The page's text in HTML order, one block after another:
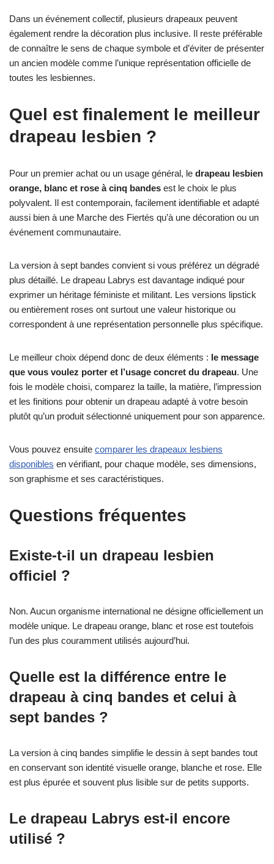
Dans un événement collectif, plusieurs drapeaux peuvent
également rendre la décoration plus inclusive. Il reste préférable
de connaître le sens de chaque symbole et d’éviter de présenter
un ancien modèle comme l’unique représentation officielle de
toutes les lesbiennes.
Quel est finalement le meilleur
drapeau lesbien ?
Pour un premier achat ou un usage général, le drapeau lesbien
orange, blanc et rose à cinq bandes est le choix le plus
polyvalent. Il est contemporain, facilement identifiable et adapté
aussi bien à une Marche des Fiertés qu’à une décoration ou un
événement communautaire.
La version à sept bandes convient si vous préférez un dégradé
plus détaillé. Le drapeau Labrys est davantage indiqué pour
exprimer un héritage féministe et militant. Les versions lipstick
ou entièrement roses ont surtout une valeur historique ou
correspondent à une représentation personnelle plus spécifique.
Le meilleur choix dépend donc de deux éléments : le message
que vous voulez porter et l’usage concret du drapeau. Une
fois le modèle choisi, comparez la taille, la matière, l’impression
et les finitions pour obtenir un drapeau adapté à votre besoin
plutôt qu’un produit sélectionné uniquement pour son apparence.
Vous pouvez ensuite comparer les drapeaux lesbiens
disponibles en vérifiant, pour chaque modèle, ses dimensions,
son graphisme et ses caractéristiques.
Questions fréquentes
Existe-t-il un drapeau lesbien
officiel ?
Non. Aucun organisme international ne désigne officiellement un
modèle unique. Le drapeau orange, blanc et rose est toutefois
l’un des plus couramment utilisés aujourd’hui.
Quelle est la différence entre le
drapeau à cinq bandes et celui à
sept bandes ?
La version à cinq bandes simplifie le dessin à sept bandes tout
en conservant son identité visuelle orange, blanche et rose. Elle
est plus épurée et souvent plus lisible sur de petits supports.
Le drapeau Labrys est-il encore
utilisé ?